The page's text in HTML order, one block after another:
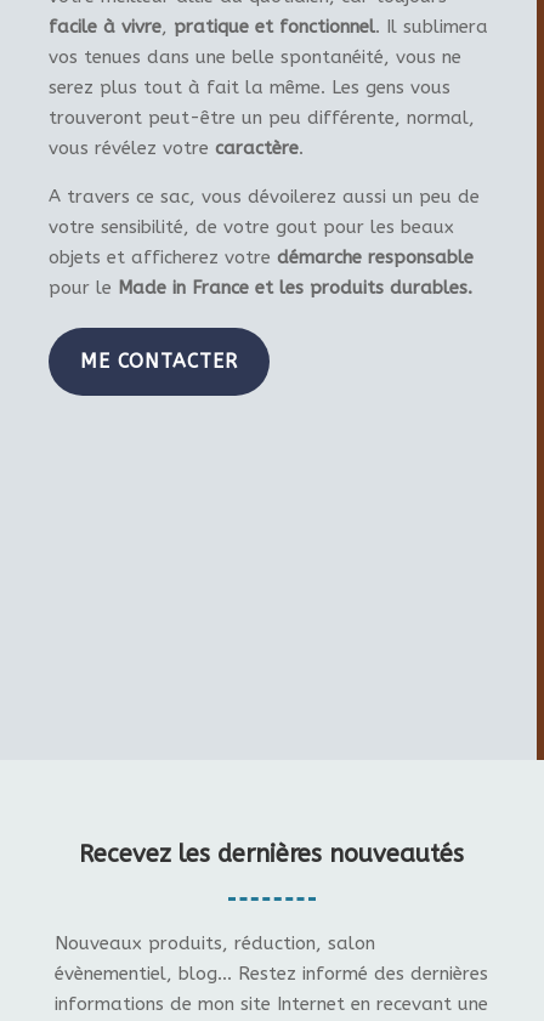
facile à vivre, pratique et fonctionnel. Il sublimera
vos tenues dans une belle spontanéité, vous ne
serez plus tout à fait la même. Les gens vous
trouveront peut-être un peu différente, normal,
vous révélez votre caractère.
A travers ce sac, vous dévoilerez aussi un peu de
votre sensibilité, de votre gout pour les beaux
objets et afficherez votre démarche responsable
pour le Made in France et les produits durables.
ME CONTACTER
Recevez les dernières nouveautés
Nouveaux produits, réduction, salon
évènementiel, blog... Restez informé des dernières
informations de mon site Internet en recevant une